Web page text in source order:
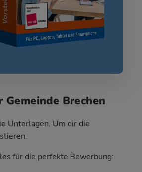
Brechen
Unterlagen. Um dir die
für die perfekte Bewerbung: